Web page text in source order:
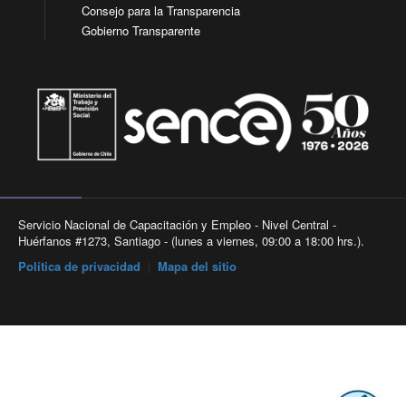
Consejo para la Transparencia
Gobierno Transparente
Servicio Nacional de Capacitación y Empleo - Nivel Central -
Huérfanos #1273, Santiago - (lunes a viernes, 09:00 a 18:00 hrs.).
Política de privacidad
Mapa del sitio